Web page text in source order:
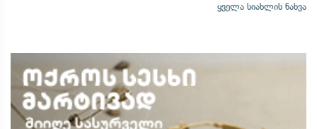
ყველა სიახლის ნახვა